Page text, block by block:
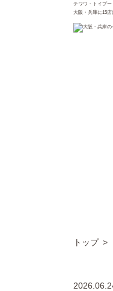
チワワ・トイプー
大阪・兵庫に15
トップ